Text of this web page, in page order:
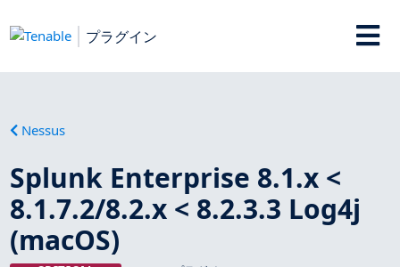
プラグイン
Nessus
Splunk Enterprise 8.1.x <
8.1.7.2/8.2.x < 8.2.3.3 Log4j
(macOS)